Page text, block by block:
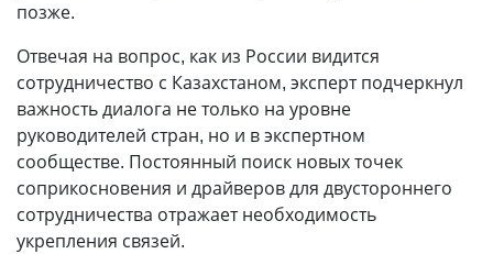
позже.
Отвечая на вопрос, как из России видится
сотрудничество с Казахстаном, эксперт подчеркнул
важность диалога не только на уровне
руководителей стран, но и в экспертном
сообществе. Постоянный поиск новых точек
соприкосновения и драйверов для двустороннего
сотрудничества отражает необходимость
укрепления связей.